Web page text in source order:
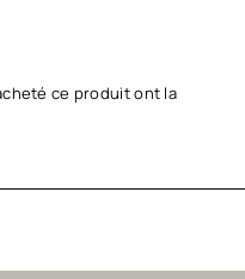
ce produit ont la